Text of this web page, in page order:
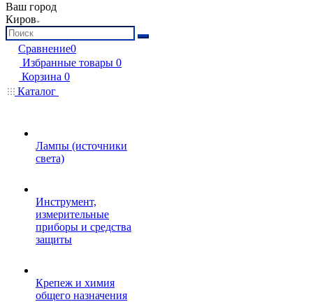
Ваш город
Киров
Сравнение0
Избранные товары 0
Корзина 0
Каталог
Лампы (источники
света)
Инструмент,
измерительные
приборы и средства
защиты
Крепеж и химия
общего назначения